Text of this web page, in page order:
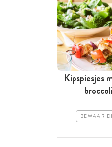
Kipspiesjes
BEWAAR